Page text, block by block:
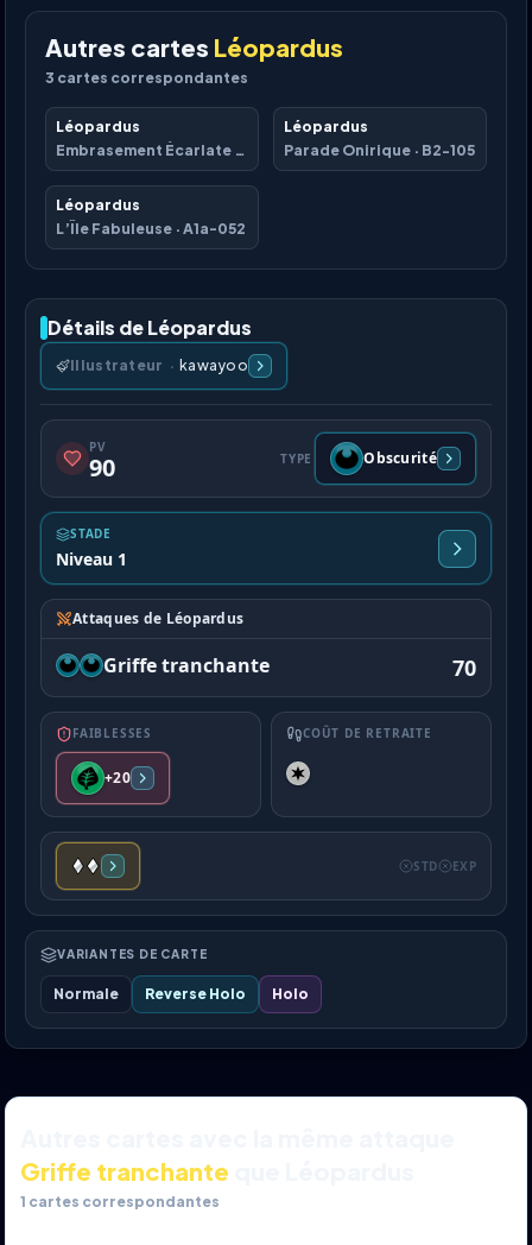
Autres cartes Léopardus
3 cartes correspondantes
Léopardus
Embrasement Écarlate B1a-048
Léopardus
Parade Onirique · B2-105
Léopardus
L’Île Fabuleuse · A1a-052
Détails de Léopardus
Illustrateur · kawayoo
PV
90 TYPE Obscurité
STADE
Niveau 1
Attaques de Léopardus
Griffe tranchante 70
FAIBLESSES
+20
COÛT DE RETRAITE
STD EXP
VARIANTES DE CARTE
Normale Reverse Holo Holo
Griffe tranchante
1 cartes correspondantes